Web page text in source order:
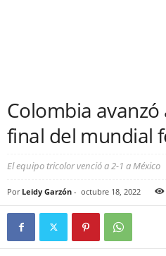
Colombia
final del mundial
El equipo tricolor venció a 2-1 a México
Por Leidy Garzón - octubre 18, 2022